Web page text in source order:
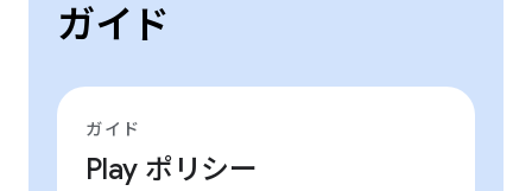
ガイド
ガイド
Play ポリシー